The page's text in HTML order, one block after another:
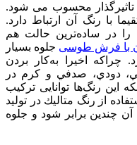
محسوب می شود.
با رنگ آن ارتباط دارد.
در ساده‌ترین حالت هم
با فرش طوسی جلوه بسیار
چراکه اخیرا به‌كار بردن
دودي، صدفي و کرم در
این رنگ‌ها توانایی ترکیب
از رنگ متاليك در توليد
چندین برابر شود و جلوه